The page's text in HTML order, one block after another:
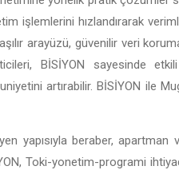
işlemlerini hızlandırarak
arayüzü, güvenilir veri
BİSİYON sayesinde
artırabilir. BİSİYON ile
yapısıyla beraber,
Toki-yonetim-programi